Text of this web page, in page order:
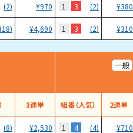
(2) ¥970 1 3 (2) ¥380
(18) ¥4,690 1 3 (2) ¥310
一般
3連単 組番（人気） 2連単
(8) ¥2,530 1 4 (4) ¥710